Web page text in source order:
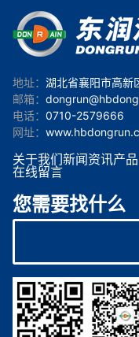
地址： 湖北省襄阳市高新
邮箱：
电话： 0710-2579666
网址：
关于我们新闻资讯产
在线留言
您需要找什么